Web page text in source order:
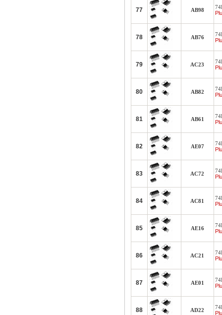
77 AB98
78 AB76
79 AC23
80 AB82
81 AB61
82 AE07
83 AC72
84 AC81
85 AE16
86 AC21
87 AE01
88 AD22